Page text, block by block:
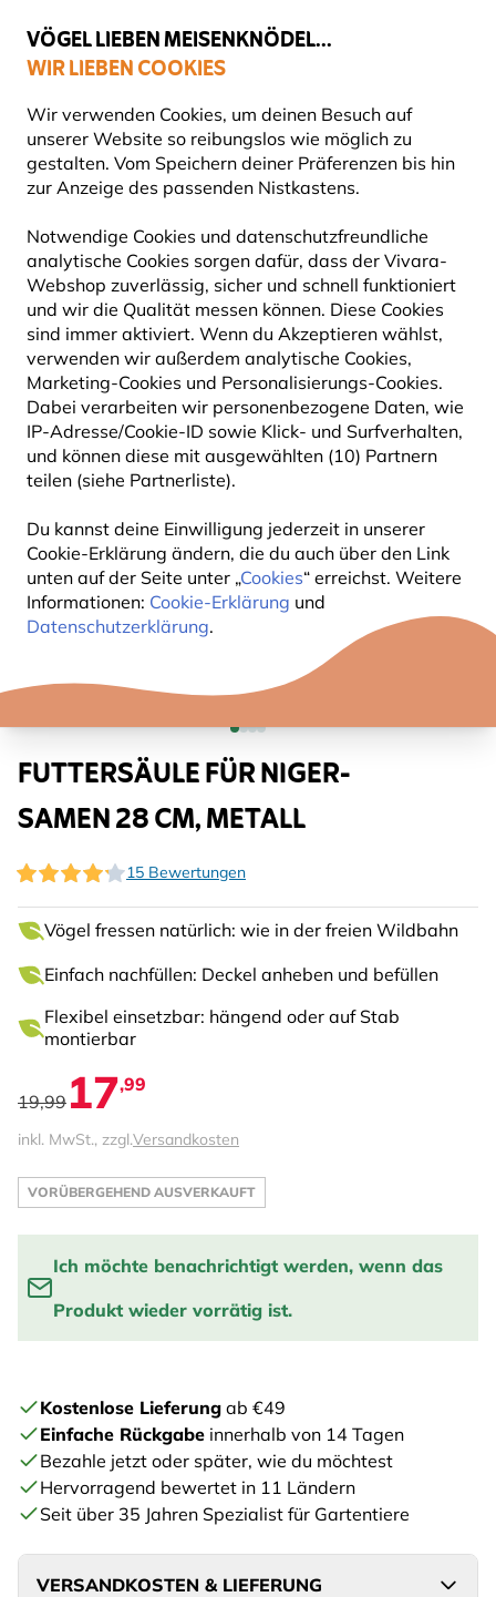
VÖGEL LIEBEN MEISENKNÖDEL...
WIR LIEBEN COOKIES
Wir verwenden Cookies, um deinen Besuch auf
unserer Website so reibungslos wie möglich zu
gestalten. Vom Speichern deiner Präferenzen bis hin
zur Anzeige des passenden Nistkastens.
Notwendige Cookies und datenschutzfreundliche
analytische Cookies sorgen dafür, dass der Vivara-
Webshop zuverlässig, sicher und schnell funktioniert
und wir die Qualität messen können. Diese Cookies
sind immer aktiviert. Wenn du Akzeptieren wählst,
verwenden wir außerdem analytische Cookies,
Marketing-Cookies und Personalisierungs-Cookies.
Dabei verarbeiten wir personenbezogene Daten, wie
IP-Adresse/Cookie-ID sowie Klick- und Surfverhalten,
und können diese mit ausgewählten (10) Partnern
teilen (siehe Partnerliste).
Du kannst deine Einwilligung jederzeit in unserer
Cookie-Erklärung ändern, die du auch über den Link
unten auf der Seite unter „Cookies“ erreichst. Weitere
Informationen: Cookie-Erklärung und
Datenschutzerklärung.
Top-bewertet in 11 Ländern
Gratis Versand ab 49 €
Vogelfuttersysteme Futtersäulen für Vögel
10% RABATT
FUTTERSÄULE FÜR NIGER-
SAMEN 28 CM, METALL
15 Bewertungen
Vögel fressen natürlich: wie in der freien Wildbahn
Einfach nachfüllen: Deckel anheben und befüllen
Flexibel einsetzbar: hängend oder auf Stab
montierbar
19,99 17,99
inkl. MwSt., zzgl.Versandkosten
VORÜBERGEHEND AUSVERKAUFT
Ich möchte benachrichtigt werden, wenn das
Produkt wieder vorrätig ist.
Lager ist:
EINTRAGEN
Kostenlose Lieferung ab €49
Einfache Rückgabe innerhalb von 14 Tagen
Bezahle jetzt oder später, wie du möchtest
Hervorragend bewertet in 11 Ländern
Seit über 35 Jahren Spezialist für Gartentiere
VERSANDKOSTEN & LIEFERUNG